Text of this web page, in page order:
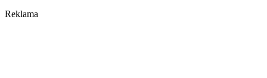
Reklama